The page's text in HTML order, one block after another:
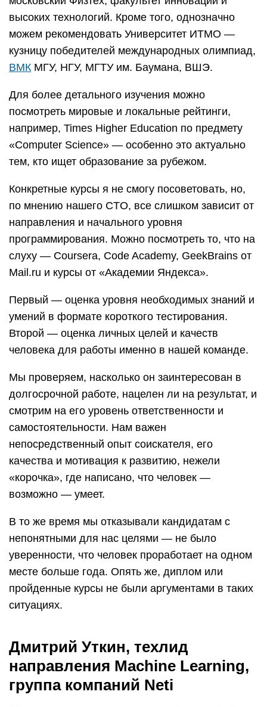
высоких технологий. Кроме того, однозначно
можем рекомендовать Университет ИТМО —
кузницу победителей международных олимпиад,
ВМКМГУ, НГУ, МГТУ им. Баумана, ВШЭ.
Для более детального изучения можно
посмотреть мировые и локальные рейтинги,
например, Times Higher Education по предмету
«Computer Science» — особенно это актуально
тем, кто ищет образование за рубежом.
Конкретные курсы я не смогу посоветовать, но,
по мнению нашего CTO, все слишком зависит от
направления и начального уровня
программирования. Можно посмотреть то, что на
слуху — Coursera, Code Academy, GeekBrains от
Mail.ru и курсы от «Академии Яндекса».
Первый — оценка уровня необходимых знаний и
умений в формате короткого тестирования.
Второй — оценка личных целей и качеств
человека для работы именно в нашей команде.
Мы проверяем, насколько он заинтересован в
долгосрочной работе, нацелен ли на результат, и
смотрим на его уровень ответственности и
самостоятельности. Нам важен
непосредственный опыт соискателя, его
качества и мотивация к развитию, нежели
«корочка», где написано, что человек —
возможно — умеет.
В то же время мы отказывали кандидатам с
непонятными для нас целями — не было
уверенности, что человек проработает на одном
месте больше года. Опять же, диплом или
пройденные курсы не были аргументами в таких
ситуациях.
Дмитрий Уткин, техлид
направления Machine Learning,
группа компаний Neti